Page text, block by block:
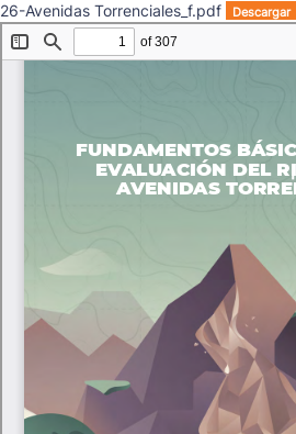
26-Avenidas Torrenciales_f.pdf Descargar